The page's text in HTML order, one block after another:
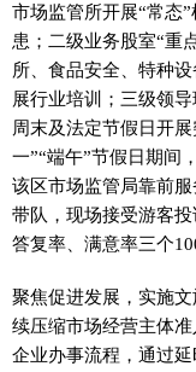
市场监管所开展“常态
患；二级业务股室“重
所、食品安全、特种
展行业培训；三级领导
周末及法定节假日开
一”“端午”节假日期间
该区市场监管局靠前
带队，现场接受游客
答复率、满意率三个
聚焦促进发展，实施
续压缩市场经营主体
企业办事流程，通过